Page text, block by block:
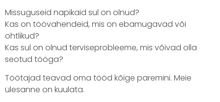
Missuguseid napikaid sul on olnud?
Kas on töövahendeid, mis on ebamugavad või
ohtlikud?
Kas sul on olnud terviseprobleeme, mis võivad olla
seotud tööga?
Töötajad teavad oma tööd kõige paremini. Meie
ülesanne on kuulata.